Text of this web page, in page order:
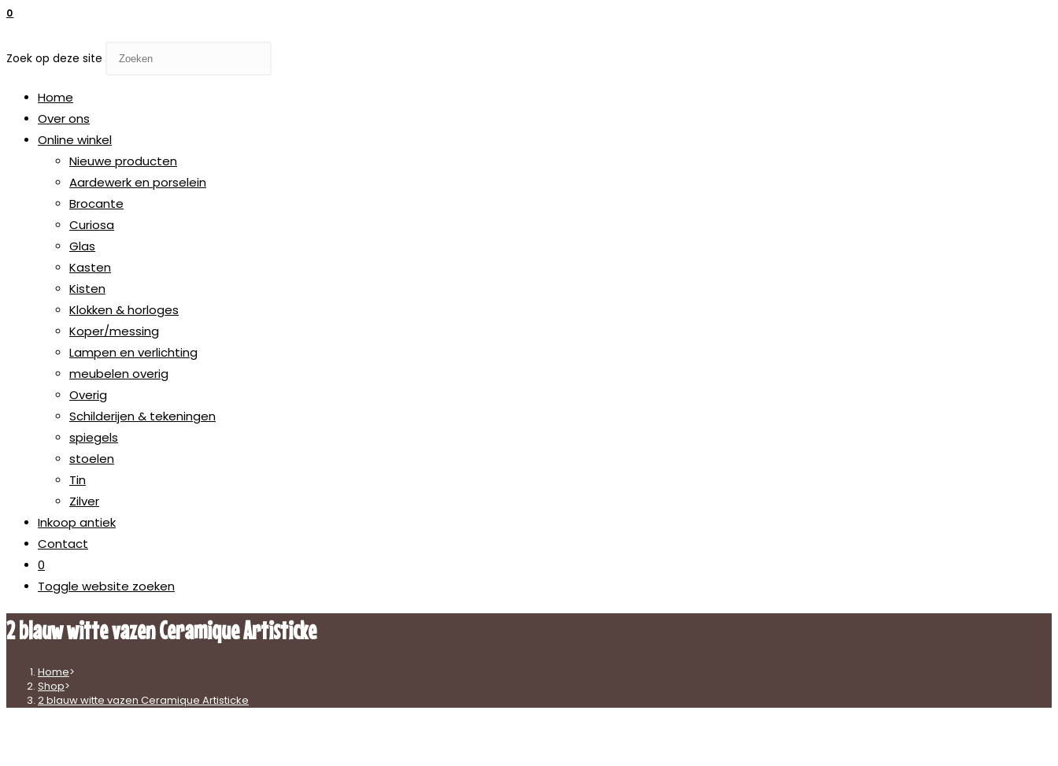
0
Zoek op deze site
Home
Over ons
Online winkel
Nieuwe producten
Aardewerk en porselein
Brocante
Curiosa
Glas
Kasten
Kisten
Klokken & horloges
Koper/messing
Lampen en verlichting
meubelen overig
Overig
Schilderijen & tekeningen
spiegels
stoelen
Tin
Zilver
Inkoop antiek
Contact
0
Toggle website zoeken
2 blauw witte vazen Ceramique Artisticke
Home>
Shop>
2 blauw witte vazen Ceramique Artisticke